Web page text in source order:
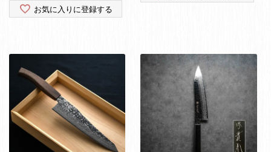
お気に入りに登録する